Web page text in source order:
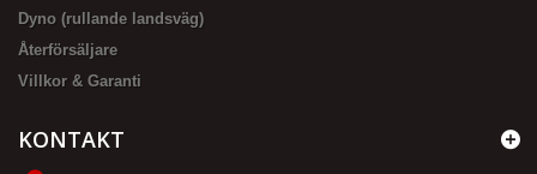
Dyno (rullande landsväg)
Återförsäljare
Villkor & Garanti
KONTAKT